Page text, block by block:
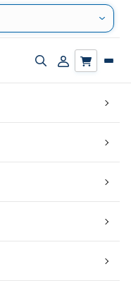
Zapnout/vypnout
Přihlásit/